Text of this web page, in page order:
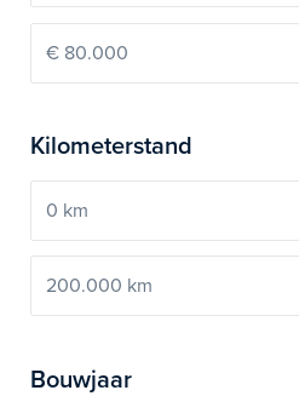
Kilometerstand
Bouwjaar